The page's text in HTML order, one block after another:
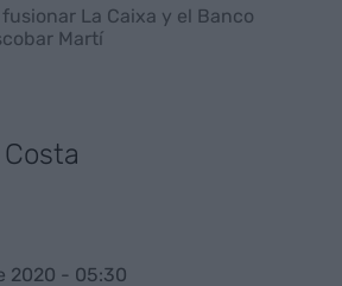
La Caixa y el Banco
Martí
2020 - 05:30